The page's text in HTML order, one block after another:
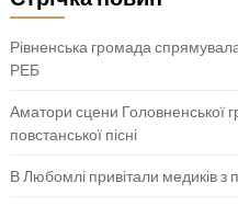
Рівненська громада
РЕБ
Аматори сцени Головненської
повстанської пісні
В Любомлі привітали медиків